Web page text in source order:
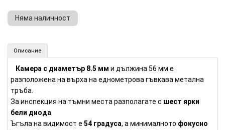
Няма наличност
Описание
Камера с диаметър 8.5 мм и дължина 56 мм е
разположена на върха на еднометрова гъвкава метална
тръба.
За инспекция на тъмни места разполагате с шест ярки
бели диода.
Ъгъла на видимост е 54 градуса, а минималното фокусно